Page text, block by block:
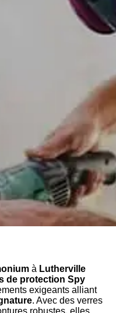
à Lutherville
de protection Spy
exigeants alliant
. Avec des verres
robustes, elles